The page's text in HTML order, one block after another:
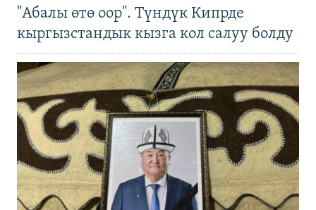
"Абалы өтө оор". Түндүк Кипрде
кыргызстандык кызга кол салуу болду